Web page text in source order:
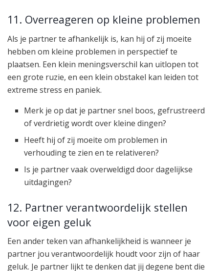
11. Overreageren op kleine problemen
Als je partner te afhankelijk is, kan hij of zij moeite
hebben om kleine problemen in perspectief te
plaatsen. Een klein meningsverschil kan uitlopen tot
een grote ruzie, en een klein obstakel kan leiden tot
extreme stress en paniek.
Merk je op dat je partner snel boos, gefrustreerd
of verdrietig wordt over kleine dingen?
Heeft hij of zij moeite om problemen in
verhouding te zien en te relativeren?
Is je partner vaak overweldigd door dagelijkse
uitdagingen?
12. Partner verantwoordelijk stellen
voor eigen geluk
Een ander teken van afhankelijkheid is wanneer je
partner jou verantwoordelijk houdt voor zijn of haar
geluk. Je partner lijkt te denken dat jij degene bent die